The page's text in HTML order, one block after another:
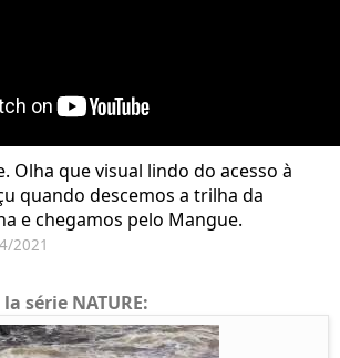
Olha que visual lindo do acesso à
quando descemos a trilha da
e chegamos pelo Mangue.
2021
série NATURE: